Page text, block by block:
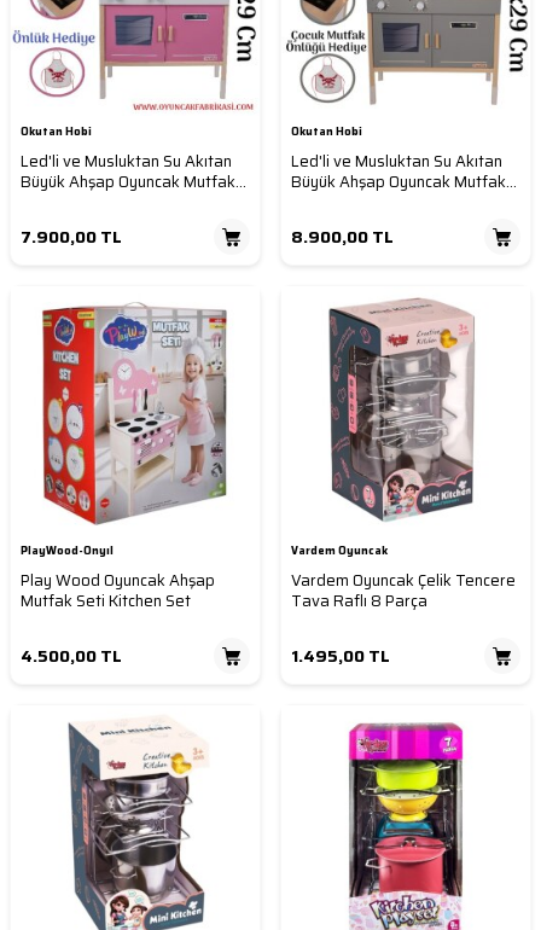
Okutan Hobi
Led'li ve Musluktan Su Akıtan
Büyük Ahşap Oyuncak Mutfak
7.900,00TL
Okutan Hobi
Led'li ve Musluktan Su Akıtan
Büyük Ahşap Oyuncak Mutfak
8.900,00TL
PlayWood-Onyıl
Play Wood Oyuncak Ahşap
Mutfak Seti Kitchen Set
4.500,00TL
Vardem Oyuncak
Vardem Oyuncak Çelik Tencere
Tava Raflı 8 Parça
1.495,00TL